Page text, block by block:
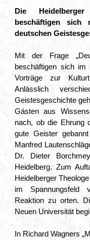
Die
beschäftigen sich
deutschen
Mit der Frage
beschäftigen sich im
Vorträge zur
Anlässlich
Geistesgeschichte
Gästen aus
nach, ob die Ehrung
gute Geister
Manfred
Dr. Dieter
Heidelberg. Zum
Heidelberger
im Spannungsfeld
Reaktion zu orten.
Neuen Universität
In Richard Wagners